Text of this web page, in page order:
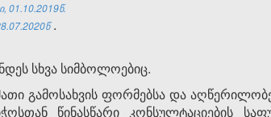
01.10.2019წ.
.
სხვა სიმბოლოებიც.
გამოსახვის ფორმებსა და
წინასწარი კონსულტაციების